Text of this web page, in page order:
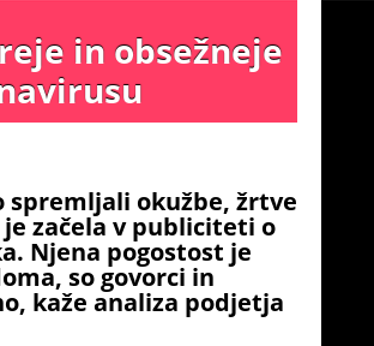
in obsežneje
spremljali okužbe, žrtve
začela v publiciteti o
Njena pogostost je
so govorci in
kaže analiza podjetja